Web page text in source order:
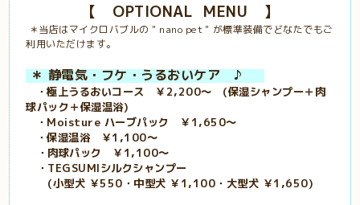
【 OPTIONAL MENU 】
＊当店はマイクロバブルの＂nano pet＂が標準装備でどなたでもご
利用いただけます。
＊ 静電気・フケ・うるおいケア ♪
・極上うるおいコース ￥2,200～ (保湿シャンプー＋肉
球パック＋保湿温浴)
・Moisture ハーブパック ￥1,650～
・保湿温浴 ￥1,100～
・肉球パック ￥1,100～
・TEGSUMIシルクシャンプー
(小型犬 ￥550・中型犬 ￥1,100・大型犬 ￥1,650)